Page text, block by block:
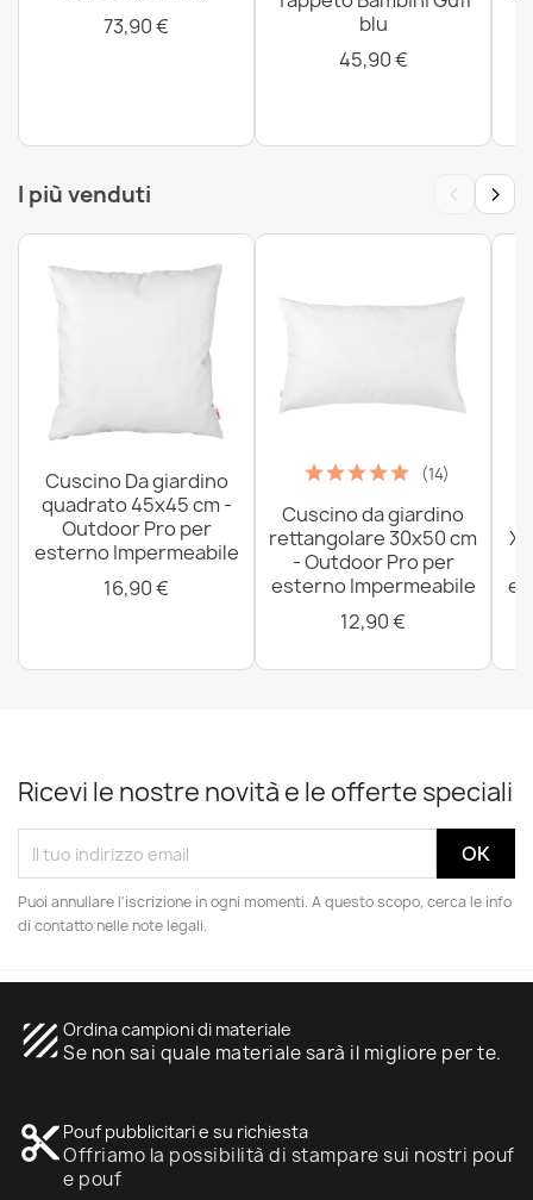
73,90 €
blu
45,90 €
I più venduti ‹ ›
Cuscino Da giardino
quadrato 45x45 cm -
Outdoor Pro per
esterno Impermeabile
16,90 €
(14)
Cuscino da giardino
rettangolare 30x50 cm
- Outdoor Pro per
esterno Impermeabile
12,90 €
Ricevi le nostre novità e le offerte speciali
Puoi annullare l'iscrizione in ogni momenti. A questo scopo, cerca le info
di contatto nelle note legali.
texture Ordina campioni di materiale
Se non sai quale materiale sarà il migliore per te.
content_cut Pouf pubblicitari e su richiesta
Offriamo la possibilità di stampare sui nostri pouf
e pouf